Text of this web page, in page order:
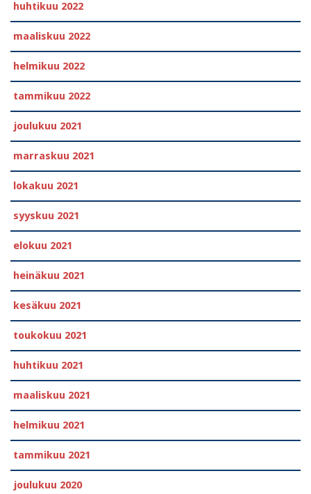
huhtikuu 2022
maaliskuu 2022
helmikuu 2022
tammikuu 2022
joulukuu 2021
marraskuu 2021
lokakuu 2021
syyskuu 2021
elokuu 2021
heinäkuu 2021
kesäkuu 2021
toukokuu 2021
huhtikuu 2021
maaliskuu 2021
helmikuu 2021
tammikuu 2021
joulukuu 2020